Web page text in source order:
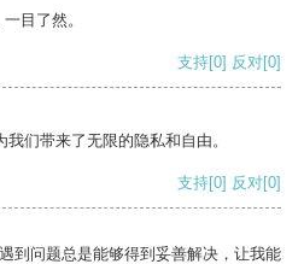
目了然。
支持[0] 反对[0]
们带来了无限的隐私和自由。
支持[0] 反对[0]
到问题总是能够得到妥善解决，让我能